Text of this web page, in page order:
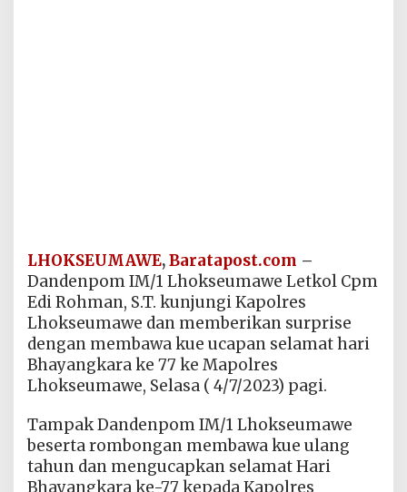
LHOKSEUMAWE,Baratapost.com –
Dandenpom IM/1 Lhokseumawe Letkol Cpm
Edi Rohman, S.T. kunjungi Kapolres
Lhokseumawe dan memberikan surprise
dengan membawa kue ucapan selamat hari
Bhayangkara ke 77 ke Mapolres
Lhokseumawe, Selasa ( 4/7/2023) pagi.
Tampak Dandenpom IM/1 Lhokseumawe
beserta rombongan membawa kue ulang
tahun dan mengucapkan selamat Hari
Bhayangkara ke-77 kepada Kapolres